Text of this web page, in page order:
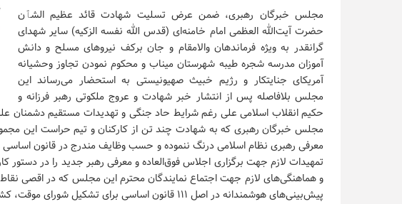
مجلس خبرگان رهبری، ضمن عرض تسلیت شهادت قائد عظیم الشٱن
حضرت آیت‌الله العظمی امام خامنه‌ای (قدس الله نفسه الزکیه) سایر شهدای
گرانقدر به ویژه فرماندهان والامقام و جان برکف نیروهای مسلح و دانش
آموزان مدرسه شجره طیبه شهرستان میناب و محکوم نمودن تجاوز وحشیانه
آمریکای جنایتکار و رژیم خبیث صهیونیستی به استحضار می‌رساند این
مجلس بلافاصله پس از انتشار خبر شهادت و عروج ملکوتی رهبر فرزانه و
حکیم انقلاب اسلامی علی رغم شرایط حاد جنگی و تهدیدات مستقیم دشمنان علیه
مجلس خبرگان رهبری که به شهادت چند تن از کارکنان و تیم حراست این
معرفی رهبری نظام اسلامی درنگ ننموده و حسب وظایف مندرج در قانون اساسی
تمهیدات لازم جهت برگزاری اجلاس فوق‌العاده و معرفی رهبر جدید را در دستور
و هماهنگی‌های لازم جهت اجتماع نمایندگان محترم این مجلس که در اقصی
پیش‌بینی‌های هوشمندانه در اصل ۱۱۱ قانون اساسی برای تشکیل شورای موقت، کشور دچار خلأ رهبری نگردد.